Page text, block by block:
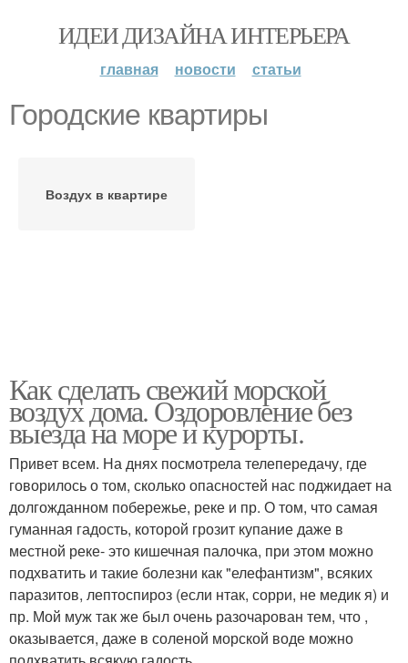
ИДЕИ ДИЗАЙНА ИНТЕРЬЕРА
главная новости статьи
Городские квартиры
Воздух в квартире
Как сделать свежий морской
воздух дома. Оздоровление без
выезда на море и курорты.
Привет всем. На днях посмотрела телепередачу, где
говорилось о том, сколько опасностей нас поджидает на
долгожданном побережье, реке и пр. О том, что самая
гуманная гадость, которой грозит купание даже в
местной реке- это кишечная палочка, при этом можно
подхватить и такие болезни как "елефантизм", всяких
паразитов, лептоспироз (если нтак, сорри, не медик я) и
пр. Мой муж так же был очень разочарован тем, что ,
оказывается, даже в соленой морской воде можно